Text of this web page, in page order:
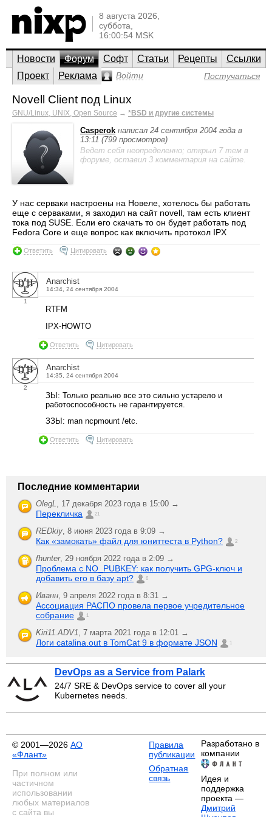
8 августа 2026,
суббота,
16:00:54 MSK
Новости Форум Софт Статьи Рецепты
Ссылки
Проект
Реклама Войти Постучаться
Novell Client под Linux
GNU/Linux, UNIX, Open Source → *BSD и другие системы
Casperok написал 24 сентября 2004 года в
13:11 (799 просмотров)
Ведет себя неопределенно; открыл 7 тем в
форуме, оставил 3 комментария на сайте.
У нас серваки настроены на Новеле, хотелось бы работать
еще с серваками, я заходил на сайт novell, там есть клиент
тока под SUSE. Если его скачать то он будет работать под
Fedora Core и еще вопрос как включить протокол IPX
Ответить Цитировать
1
Anarchist
14:34, 24 сентября 2004
RTFM
IPX-HOWTO
Ответить Цитировать
2
Anarchist
14:35, 24 сентября 2004
ЗЫ: Только реально все это сильно устарело и
работоспособность не гарантируется.
ЗЗЫ: man ncpmount /etc.
Ответить Цитировать
Последние комментарии
OlegL, 17 декабря 2023 года в 15:00 →
Перекличка 21
REDkiy, 8 июня 2023 года в 9:09 →
Как «замокать» файл для юниттеста в Python? 2
fhunter, 29 ноября 2022 года в 2:09 →
Проблема с NO_PUBKEY: как получить GPG-ключ и
добавить его в базу apt?
6
Иванн, 9 апреля 2022 года в 8:31 →
Ассоциация РАСПО провела первое учредительное
собрание
1
Kiri11.ADV1, 7 марта 2021 года в 12:01 →
Логи catalina.out в TomCat 9 в формате JSON 1
DevOps as a Service from Palark
24/7 SRE & DevOps service to cover all your
Kubernetes needs.
© 2001—2026 АО
«Флант»
При полном или
частичном
использовании
любых материалов
с сайта вы
Правила
публикации
Обратная
связь
Разработано в
компании
Идея и
поддержка
проекта —
Дмитрий